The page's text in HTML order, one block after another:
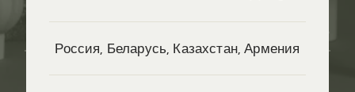
Россия, Беларусь, Казахстан, Армения